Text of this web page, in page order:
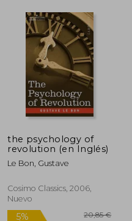
the psychology of
revolution (en Inglés)
Le Bon, Gustave
Cosimo Classics, 2006,
Nuevo